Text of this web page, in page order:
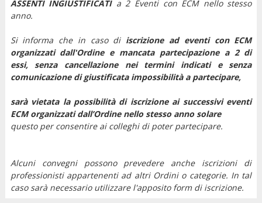
ASSENTI INGIUSTIFICATIa 2 Eventi con ECM nello stesso
anno.
Si informa che in caso diiscrizione ad eventi con ECM
organizzati dall'Ordine e mancata partecipazione a 2 di
essi, senza cancellazione nei termini indicati e senza
comunicazione di giustificata impossibilità a partecipare,
sarà vietata la possibilità di iscrizione ai successivi eventi
ECM organizzati dall’Ordine nello stesso anno solare
questo per consentire ai colleghi di poter partecipare.
Alcuni convegni possono prevedere anche iscrizioni di
professionisti appartenenti ad altri Ordini o categorie. In tal
caso sarà necessario utilizzare l'apposito form di iscrizione.